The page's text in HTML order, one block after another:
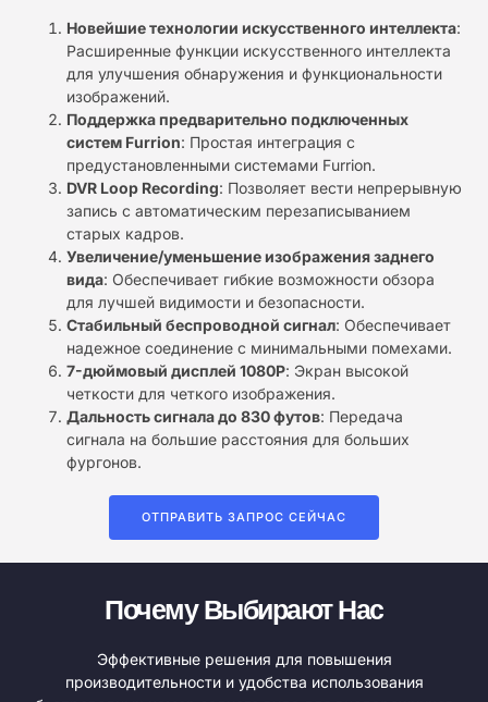
Новейшие технологии искусственного интеллекта:
Расширенные функции искусственного интеллекта
для улучшения обнаружения и функциональности
изображений.
Поддержка предварительно подключенных
систем Furrion: Простая интеграция с
предустановленными системами Furrion.
DVR Loop Recording: Позволяет вести непрерывную
запись с автоматическим перезаписыванием
старых кадров.
Увеличение/уменьшение изображения заднего
вида: Обеспечивает гибкие возможности обзора
для лучшей видимости и безопасности.
Стабильный беспроводной сигнал: Обеспечивает
надежное соединение с минимальными помехами.
7-дюймовый дисплей 1080P: Экран высокой
четкости для четкого изображения.
Дальность сигнала до 830 футов: Передача
сигнала на большие расстояния для больших
фургонов.
ОТПРАВИТЬ ЗАПРОС СЕЙЧАС
Почему Выбирают Нас
Эффективные решения для повышения
производительности и удобства использования